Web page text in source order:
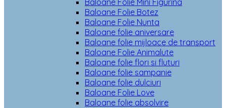
Baloane Folie Mini Figurina
Baloane Folie Botez
Baloane Folie Nunta
Baloane folie aniversare
Baloane folie mijloace de transport
Baloane Folie Animalute
Baloane folie flori si fluturi
Baloane folie sampanie
Baloane folie dulciuri
Baloane Folie Love
Baloane folie absolvire